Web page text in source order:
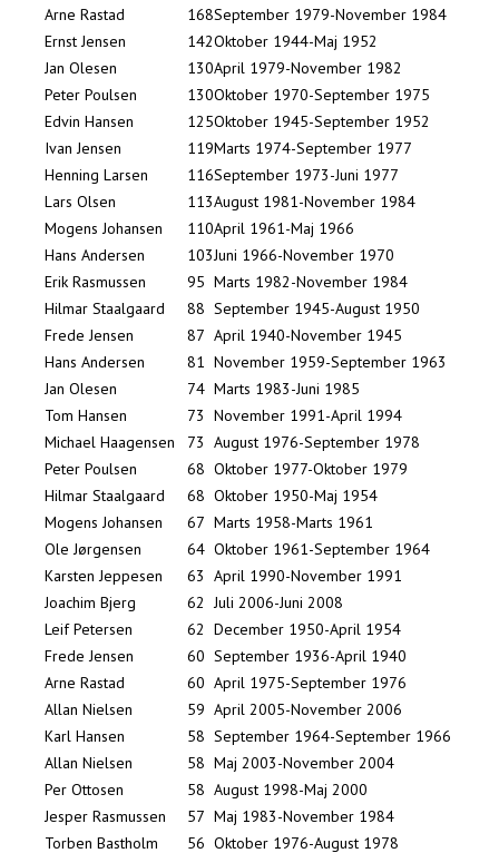
Arne Rastad
168September 1979-November 1984
Ernst Jensen
142Oktober 1944-Maj 1952
Jan Olesen
130April 1979-November 1982
Peter Poulsen
130Oktober 1970-September 1975
Edvin Hansen
125Oktober 1945-September 1952
Ivan Jensen
119Marts 1974-September 1977
Henning Larsen
116September 1973-Juni 1977
Lars Olsen
113August 1981-November 1984
Mogens Johansen
110April 1961-Maj 1966
Hans Andersen
103Juni 1966-November 1970
Erik Rasmussen
95 Marts 1982-November 1984
Hilmar Staalgaard
88 September 1945-August 1950
Frede Jensen
87 April 1940-November 1945
Hans Andersen
81 November 1959-September 1963
Jan Olesen
74 Marts 1983-Juni 1985
Tom Hansen
73 November 1991-April 1994
Michael Haagensen
73 August 1976-September 1978
Peter Poulsen
68 Oktober 1977-Oktober 1979
Hilmar Staalgaard
68 Oktober 1950-Maj 1954
Mogens Johansen
67 Marts 1958-Marts 1961
Ole Jørgensen
64 Oktober 1961-September 1964
Karsten Jeppesen
63 April 1990-November 1991
Joachim Bjerg
62 Juli 2006-Juni 2008
Leif Petersen
62 December 1950-April 1954
Frede Jensen
60 September 1936-April 1940
Arne Rastad
60 April 1975-September 1976
Allan Nielsen
59 April 2005-November 2006
Karl Hansen
58 September 1964-September 1966
Allan Nielsen
58 Maj 2003-November 2004
Per Ottosen
58 August 1998-Maj 2000
Jesper Rasmussen
57 Maj 1983-November 1984
Torben Bastholm
56 Oktober 1976-August 1978